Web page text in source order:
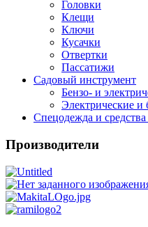
Головки
Клещи
Ключи
Кусачки
Отвертки
Пассатижи
Садовый инструмент
Бензо- и
Электрические
Спецодежда и
Производители